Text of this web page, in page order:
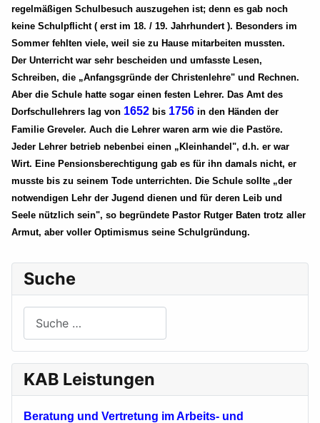
Suche
KAB Leistungen
Beratung und Vertretung im Arbeits- und
regelmäßigen Schulbesuch auszugehen ist; denn es gab noch
keine Schulpflicht ( erst im 18. / 19. Jahrhundert ). Besonders im
Sommer fehlten viele, weil sie zu Hause mitarbeiten mussten.
Der Unterricht war sehr bescheiden und umfasste Lesen,
Schreiben, die „Anfangsgründe der Christenlehre" und Rechnen.
Aber die Schule hatte sogar einen festen Lehrer. Das Amt des
Dorfschullehrers lag von 1652 bis 1756 in den Händen der
Familie Greveler. Auch die Lehrer waren arm wie die Pastöre.
Jeder Lehrer betrieb nebenbei einen „Kleinhandel", d.h. er war
Wirt. Eine Pensionsberechtigung gab es für ihn damals nicht, er
musste bis zu seinem Tode unterrichten. Die Schule sollte „der
notwendigen Lehr der Jugend dienen und für deren Leib und
Seele nützlich sein", so begründete Pastor Rutger Baten trotz aller
Armut, aber voller Optimismus seine Schulgründung.